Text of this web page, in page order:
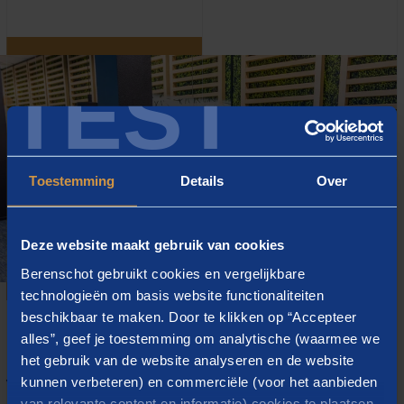
TEST
Toestemming Details Over
Deze website maakt gebruik van cookies
Berenschot gebruikt cookies en vergelijkbare
technologieën om basis website functionaliteiten
beschikbaar te maken. Door te klikken op “Accepteer
alles”, geef je toestemming om analytische (waarmee we
het gebruik van de website analyseren en de website
kunnen verbeteren) en commerciële (voor het aanbieden
Vestigingen